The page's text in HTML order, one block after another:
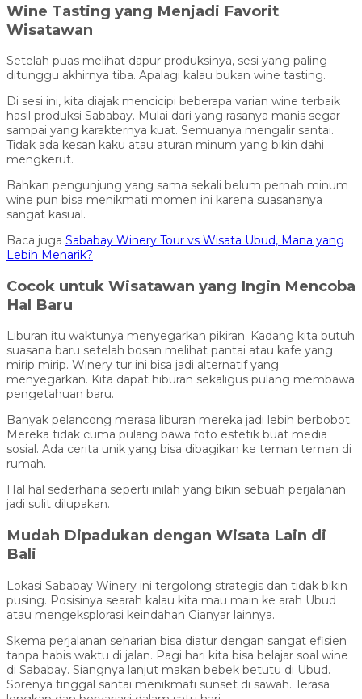
Wine Tasting yang Menjadi Favorit
Wisatawan
Setelah puas melihat dapur produksinya, sesi yang paling
ditunggu akhirnya tiba. Apalagi kalau bukan wine tasting.
Di sesi ini, kita diajak mencicipi beberapa varian wine terbaik
hasil produksi Sababay. Mulai dari yang rasanya manis segar
sampai yang karakternya kuat. Semuanya mengalir santai.
Tidak ada kesan kaku atau aturan minum yang bikin dahi
mengkerut.
Bahkan pengunjung yang sama sekali belum pernah minum
wine pun bisa menikmati momen ini karena suasananya
sangat kasual.
Baca juga Sababay Winery Tour vs Wisata Ubud, Mana yang
Lebih Menarik?
Cocok untuk Wisatawan yang Ingin Mencoba
Hal Baru
Liburan itu waktunya menyegarkan pikiran. Kadang kita butuh
suasana baru setelah bosan melihat pantai atau kafe yang
mirip mirip. Winery tur ini bisa jadi alternatif yang
menyegarkan. Kita dapat hiburan sekaligus pulang membawa
pengetahuan baru.
Banyak pelancong merasa liburan mereka jadi lebih berbobot.
Mereka tidak cuma pulang bawa foto estetik buat media
sosial. Ada cerita unik yang bisa dibagikan ke teman teman di
rumah.
Hal hal sederhana seperti inilah yang bikin sebuah perjalanan
jadi sulit dilupakan.
Mudah Dipadukan dengan Wisata Lain di
Bali
Lokasi Sababay Winery ini tergolong strategis dan tidak bikin
pusing. Posisinya searah kalau kita mau main ke arah Ubud
atau mengeksplorasi keindahan Gianyar lainnya.
Skema perjalanan seharian bisa diatur dengan sangat efisien
tanpa habis waktu di jalan. Pagi hari kita bisa belajar soal wine
di Sababay. Siangnya lanjut makan bebek betutu di Ubud.
Sorenya tinggal santai menikmati sunset di sawah. Terasa